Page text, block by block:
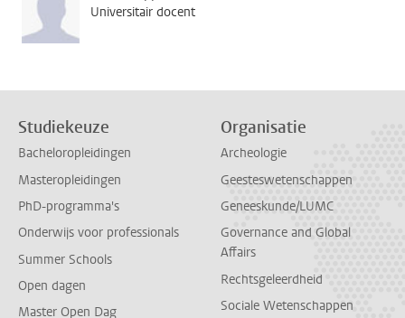
Universitair docent
Studiekeuze
Bacheloropleidingen
Masteropleidingen
PhD-programma's
Onderwijs voor professionals
Summer Schools
Open dagen
Master Open Dag
Organisatie
Archeologie
Geesteswetenschappen
Geneeskunde/LUMC
Governance and Global
Affairs
Rechtsgeleerdheid
Sociale Wetenschappen